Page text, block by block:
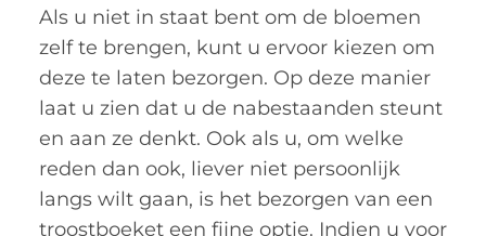
Als u niet in staat bent om de bloemen
zelf te brengen, kunt u ervoor kiezen om
deze te laten bezorgen. Op deze manier
laat u zien dat u de nabestaanden steunt
en aan ze denkt. Ook als u, om welke
reden dan ook, liever niet persoonlijk
langs wilt gaan, is het bezorgen van een
troostboeket een fijne optie. Indien u voor